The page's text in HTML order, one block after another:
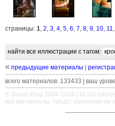
страницы: 1, 2, 3, 4, 5, 6, 7, 8, 9, 10, 11,
найти все иллюстрации с тагом:
« предыдущие материалы
всего материалов: 133433 | ваш
© Stanis.Blog 2004-2026 |
все материалы, представленные на
——————